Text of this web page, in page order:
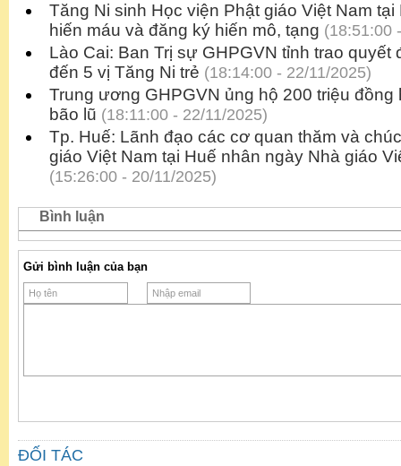
Tăng Ni sinh Học viện Phật giáo Việt Nam
hiến máu và đăng ký hiến mô, tạng (18:51:00
Lào Cai: Ban Trị sự GHPGVN tỉnh trao quyết
đến 5 vị Tăng Ni trẻ (18:14:00 - 22/11/2025)
Trung ương GHPGVN ủng hộ 200 triệu đồng
bão lũ (18:11:00 - 22/11/2025)
Tp. Huế: Lãnh đạo các cơ quan thăm và
giáo Việt Nam tại Huế nhân ngày Nhà giáo
(15:26:00 - 20/11/2025)
Bình luận
Gửi bình luận của bạn
ĐỐI TÁC